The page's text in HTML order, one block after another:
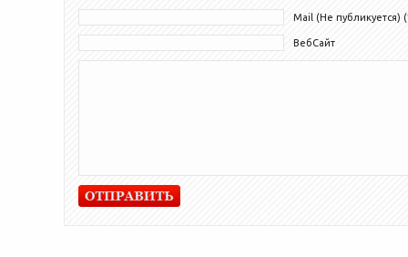
Mail (Не публикуется)
ВебСайт